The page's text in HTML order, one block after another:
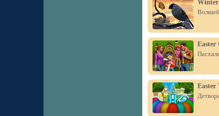
Easter
Easter